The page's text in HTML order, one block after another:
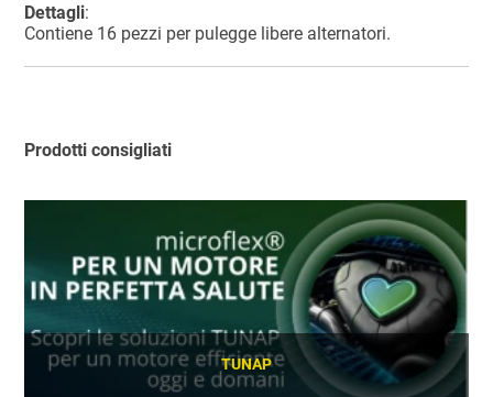
Dettagli:
Contiene 16 pezzi per pulegge libere alternatori.
Prodotti consigliati
TUNAP